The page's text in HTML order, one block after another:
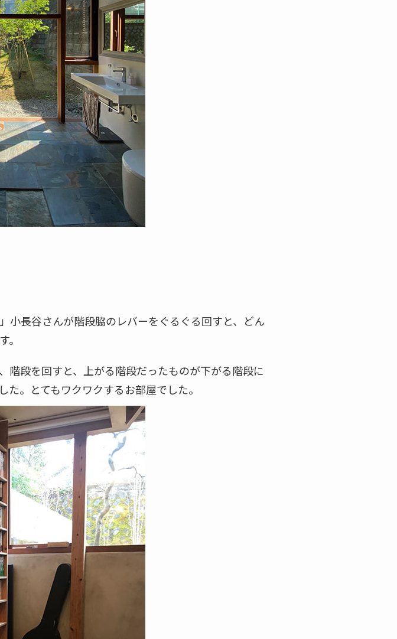
小長谷さんが階段脇のレバーをぐるぐる回すと、どん
階段を回すと、上がる階段だったものが下がる階段に
。とてもワクワクするお部屋でした。